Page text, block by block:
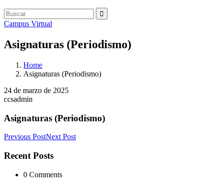
Campus Virtual
Asignaturas (Periodismo)
Home
Asignaturas (Periodismo)
24 de marzo de 2025
ccsadmin
Asignaturas (Periodismo)
Previous PostNext Post
Recent Posts
0 Comments